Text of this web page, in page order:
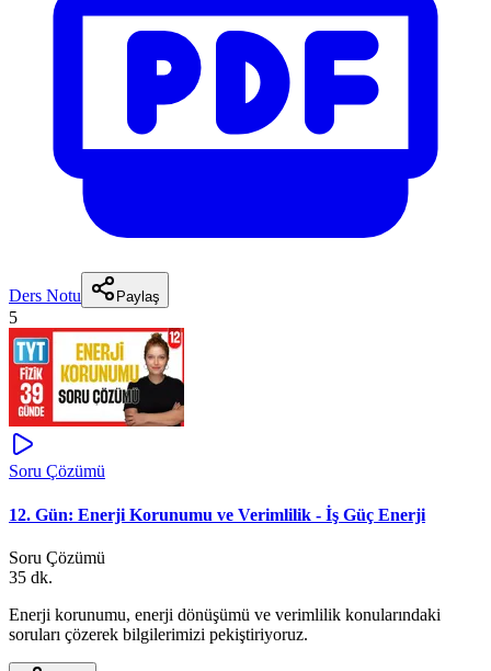
Ders Notu Paylaş
5
Soru Çözümü
12. Gün: Enerji Korunumu ve Verimlilik - İş Güç Enerji
Soru Çözümü
35 dk.
Enerji korunumu, enerji dönüşümü ve verimlilik konularındaki
soruları çözerek bilgilerimizi pekiştiriyoruz.